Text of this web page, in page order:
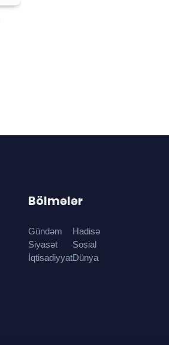
Bölmələr
Gündəm
Siyasət
İqtisadiyyat
Hadisə
Sosial
Dünya